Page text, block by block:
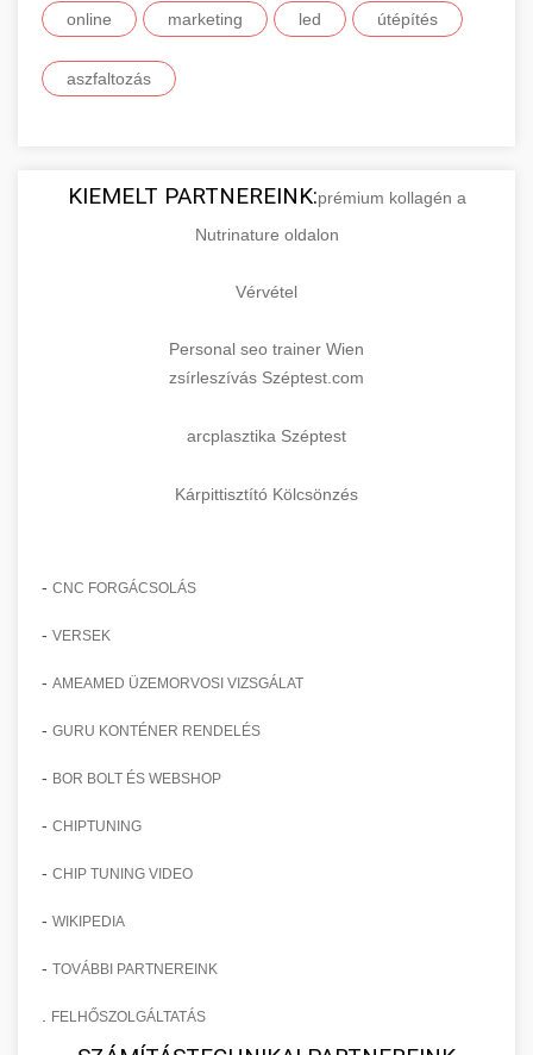
online marketing led útépítés
aszfaltozás
KIEMELT PARTNEREINK:prémium kollagén a
Nutrinature oldalon
Vérvétel
Personal seo trainer Wien
zsírleszívás Széptest.com
arcplasztika Széptest
Kárpittisztító Kölcsönzés
- CNC FORGÁCSOLÁS
- VERSEK
- AMEAMED ÜZEMORVOSI VIZSGÁLAT
- GURU KONTÉNER RENDELÉS
- BOR BOLT ÉS WEBSHOP
- CHIPTUNING
- CHIP TUNING VIDEO
- WIKIPEDIA
- TOVÁBBI PARTNEREINK
FELHŐSZOLGÁLTATÁS